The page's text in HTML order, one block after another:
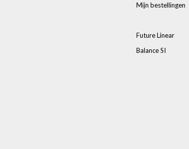
Mijn bestellingen
Future Linear
Balance SI